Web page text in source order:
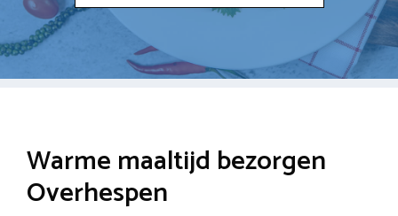
Warme maaltijd bezorgen
Overhespen